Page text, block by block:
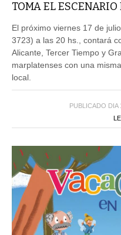
TOMA EL ESCENARIO
El próximo viernes 17 de
3723) a las 20 hs., contará
Alicante, Tercer Tiempo y
marplatenses con una
local.
PUBLICADO DIA